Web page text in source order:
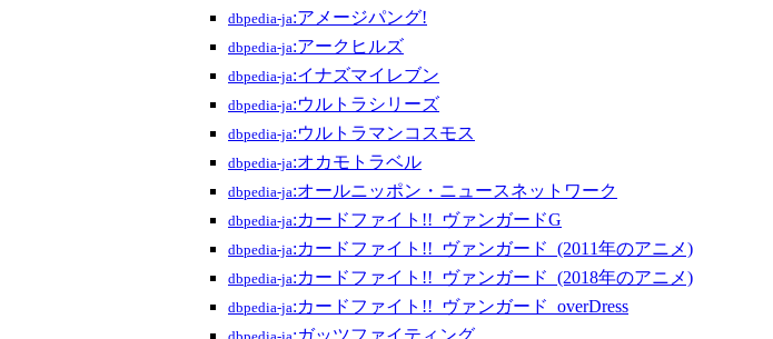
dbpedia-ja:アメージパング!
dbpedia-ja:アークヒルズ
dbpedia-ja:イナズマイレブン
dbpedia-ja:ウルトラシリーズ
dbpedia-ja:ウルトラマンコスモス
dbpedia-ja:オカモトラベル
dbpedia-ja:オールニッポン・ニュースネットワーク
dbpedia-ja:カードファイト!!_ヴァンガードG
dbpedia-ja:カードファイト!!_ヴァンガード_(2011年のアニメ)
dbpedia-ja:カードファイト!!_ヴァンガード_(2018年のアニメ)
dbpedia-ja:カードファイト!!_ヴァンガード_overDress